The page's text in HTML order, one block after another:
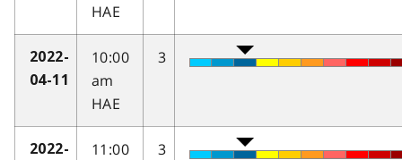
HAE
2022-
04-11
10:00
am
HAE
3
2022-
11:00
3